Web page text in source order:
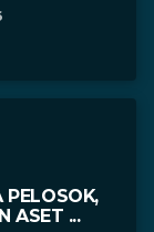
PELOSOK,
ASET ...